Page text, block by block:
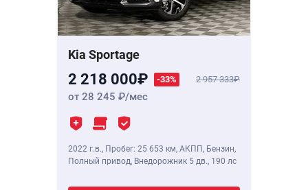
Kia Sportage
2 218 000 -33% 2 957 333
от 28 245 /мес
2022 г.в., Пробег: 25 653 км, АКПП, Бензин,
Полный привод, Внедорожник 5 дв., 190 лс